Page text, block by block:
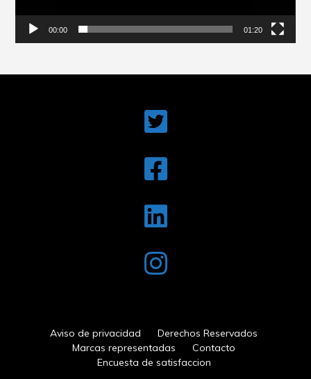
00:00 01:20
Aviso de privacidad
Derechos Reservados
Marcas representadas
Contacto
Encuesta de satisfaccion